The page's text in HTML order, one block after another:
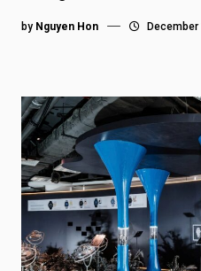
by Nguyen Hon December